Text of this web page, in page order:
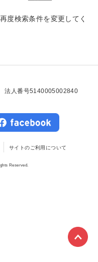
度検索条件を変更してく
法人番号5140005002840
サイトのご利用について
Reserved.